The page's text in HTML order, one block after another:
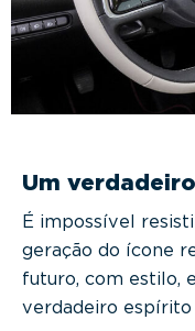
Um
É impossível
geração do ícone
futuro, com estilo,
verdadeiro espírito